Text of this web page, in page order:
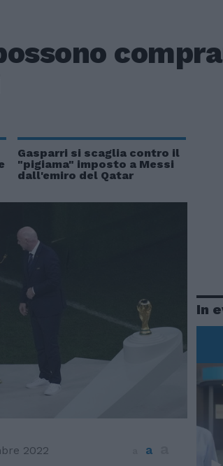
Gasparri si scaglia contro il
"pigiama" imposto a Messi
dall'emiro del Qatar
2022 a
In